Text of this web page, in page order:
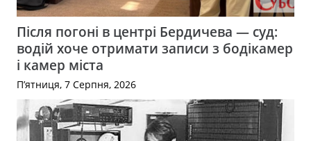
Після погоні в центрі Бердичева — суд:
водій хоче отримати записи з бодікамер
і камер міста
П’ятниця, 7 Серпня, 2026